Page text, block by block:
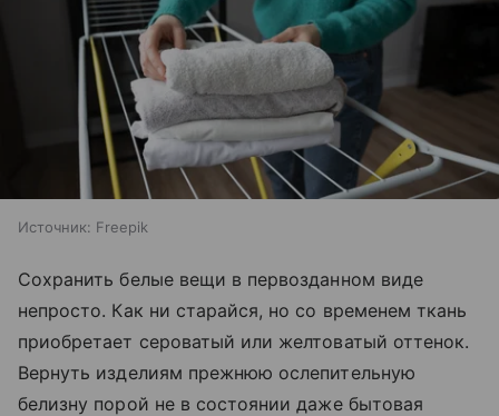
Источник: Freepik
Сохранить белые вещи в первозданном виде
непросто. Как ни старайся, но со временем ткань
приобретает сероватый или желтоватый оттенок.
Вернуть изделиям прежнюю ослепительную
белизну порой не в состоянии даже бытовая